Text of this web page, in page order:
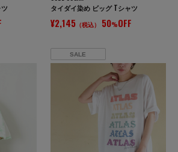
タイダイ染め ビッグ Tシャツ
¥2,145（税込） 50%OFF
SALE